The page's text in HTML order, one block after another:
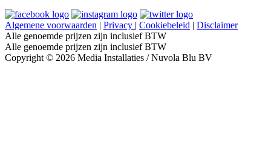
Algemene voorwaarden | Privacy | Cookiebeleid | Disclaimer
Alle genoemde prijzen zijn inclusief BTW
Alle genoemde prijzen zijn inclusief BTW
Copyright © 2026 Media Installaties / Nuvola Blu BV